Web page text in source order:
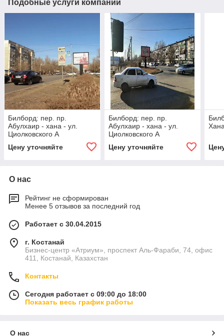
Подобные услуги компании
Билборд: пер. пр.
Абулхаир - хана - ул.
Циолковского А
Цену уточняйте
Билборд: пер. пр.
Абулхаир - хана - ул.
Циолковского А
Цену уточняйте
О нас
Рейтинг не сформирован
Менее 5 отзывов за последний год
Работает с 30.04.2015
г. Костанай
Бизнес-центр «Атриум», проспект Аль-Фараби, 74, офис
411, Костанай, Казахстан
Контакты
Сегодня работает с 09:00 до 18:00
Показать весь график работы
О нас